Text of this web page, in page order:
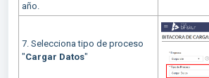
año.
7. Selecciona tipo de proceso
"Cargar Datos"